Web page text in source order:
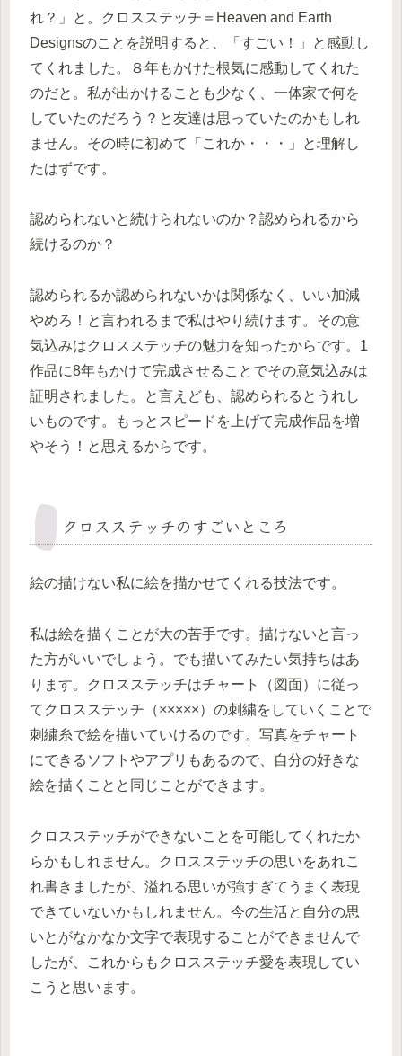
れ？」と。クロスステッチ＝Heaven and Earth
Designsのことを説明すると、「すごい！」と感動し
てくれました。８年もかけた根気に感動してくれた
のだと。私が出かけることも少なく、一体家で何を
していたのだろう？と友達は思っていたのかもしれ
ません。その時に初めて「これか・・・」と理解し
たはずです。
認められないと続けられないのか？認められるから
続けるのか？
認められるか認められないかは関係なく、いい加減
やめろ！と言われるまで私はやり続けます。その意
気込みはクロスステッチの魅力を知ったからです。1
作品に8年もかけて完成させることでその意気込みは
証明されました。と言えども、認められるとうれし
いものです。もっとスピードを上げて完成作品を増
やそう！と思えるからです。
クロスステッチのすごいところ
絵の描けない私に絵を描かせてくれる技法です。
私は絵を描くことが大の苦手です。描けないと言っ
た方がいいでしょう。でも描いてみたい気持ちはあ
ります。クロスステッチはチャート（図面）に従っ
てクロスステッチ（×××××）の刺繍をしていくことで
刺繍糸で絵を描いていけるのです。写真をチャート
にできるソフトやアプリもあるので、自分の好きな
絵を描くことと同じことができます。
クロスステッチができないことを可能してくれたか
らかもしれません。クロスステッチの思いをあれこ
れ書きましたが、溢れる思いが強すぎてうまく表現
できていないかもしれません。今の生活と自分の思
いとがなかなか文字で表現することができませんで
したが、これからもクロスステッチ愛を表現してい
こうと思います。